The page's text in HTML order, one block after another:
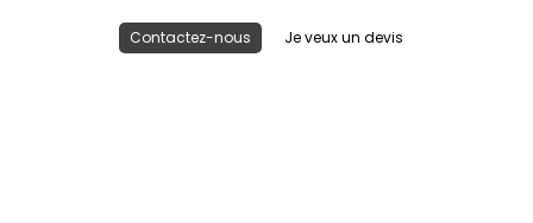
Contactez-nous Je veux un devis